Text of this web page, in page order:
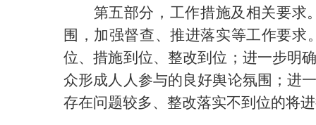
第五部分，工作措施及相关要求
围， 加强督查、推进落实等工作要求
位、措施到位、整改到位；进一步明
众形成人人参与的良好舆论氛围；进
存在问题较多、整改落实不到位的将